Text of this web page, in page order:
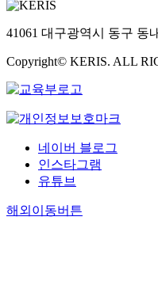
41061 대구광역시 동구 동
Copyright© KERIS. ALL
네이버 블로그
인스타그램
유튜브
해외이동버튼